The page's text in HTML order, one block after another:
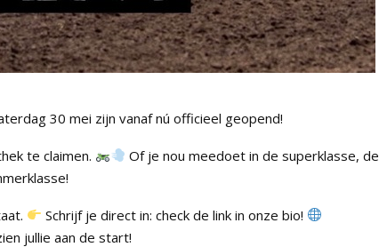
30 mei zijn vanaf nú officieel geopend!
te claimen.
Of je nou meedoet in de superklasse, de
Schrijf je direct in: check de link in onze bio!
jullie aan de start!